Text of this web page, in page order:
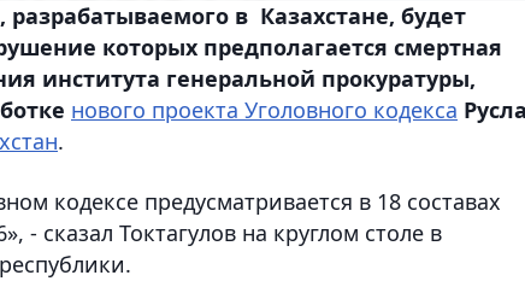
в Казахстане, будет
которых предполагается смертная
института генеральной прокуратуры,
нового проекта Уголовного кодекса
.
кодексе предусматривается в 18 составах
- сказал Токтагулов на круглом столе в